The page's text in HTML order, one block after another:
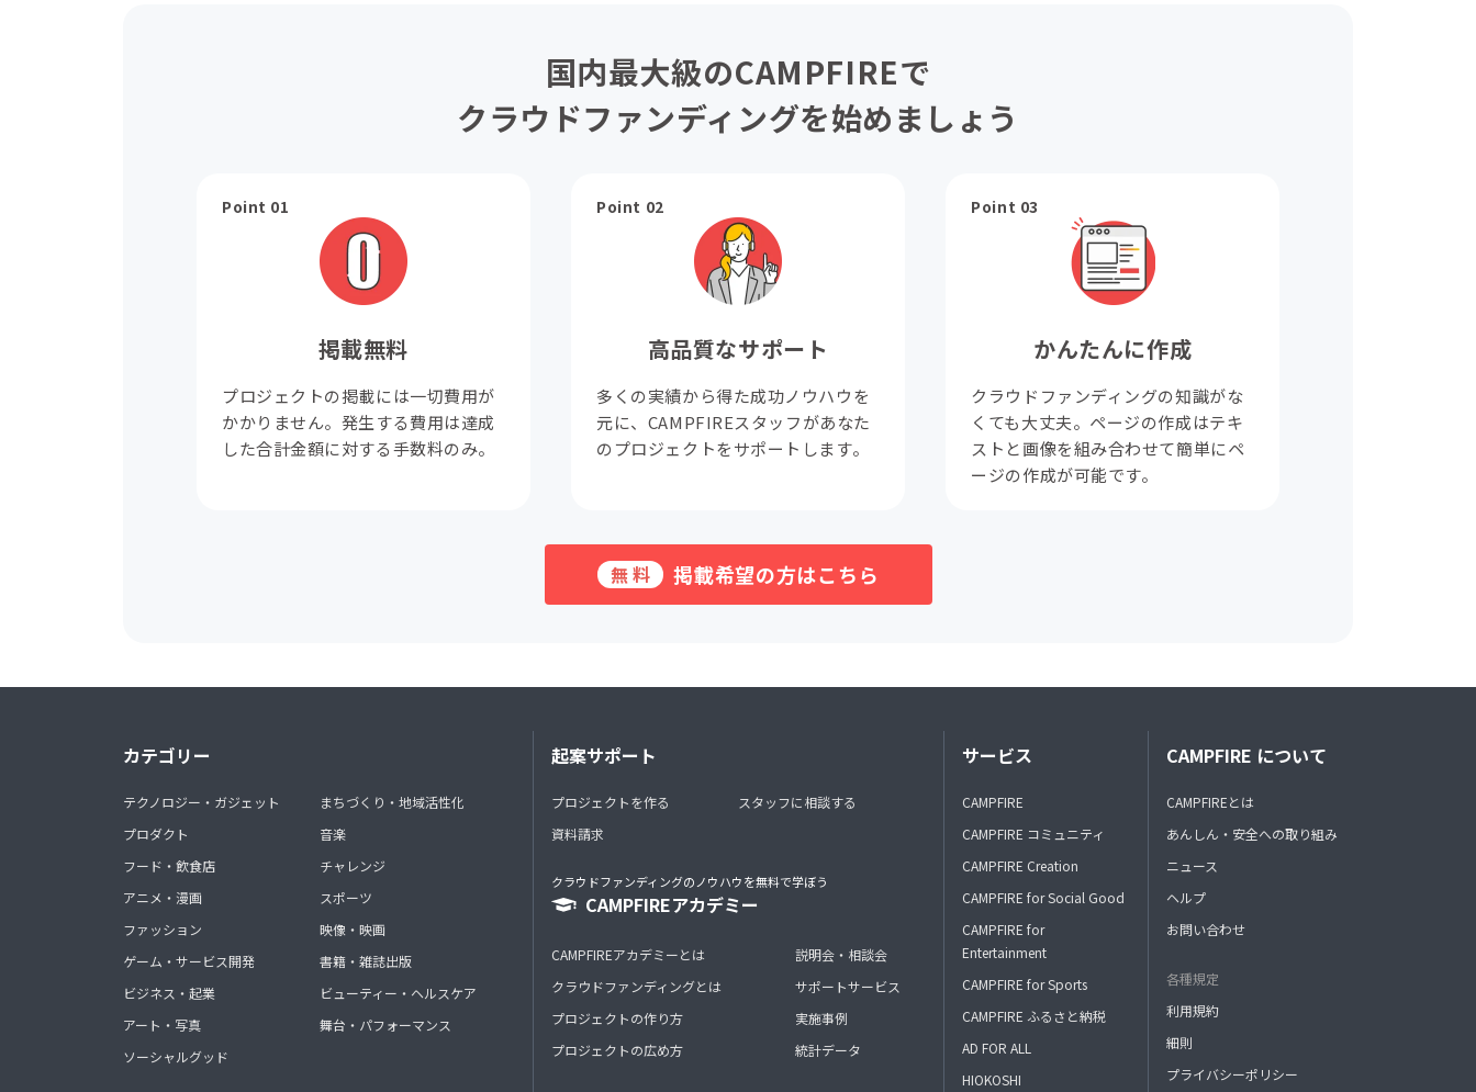
国内最大級のCAMPFIREで
クラウドファンディングを始めましょう
Point 01
掲載無料
プロジェクトの掲載には一切費用が
かかりません。発生する費用は達成
した合計金額に対する手数料のみ。
Point 02
高品質なサポート
多くの実績から得た成功ノウハウを
元に、CAMPFIREスタッフがあなた
のプロジェクトをサポートします。
Point 03
かんたんに作成
クラウドファンディングの知識がな
くても大丈夫。ページの作成はテキ
ストと画像を組み合わせて簡単にペ
ージの作成が可能です。
無料 掲載希望の方はこちら
カテゴリー
テクノロジー・ガジェット
プロダクト
フード・飲食店
アニメ・漫画
ファッション
ゲーム・サービス開発
ビジネス・起業
アート・写真
ソーシャルグッド
まちづくり・地域活性化
音楽
チャレンジ
スポーツ
映像・映画
書籍・雑誌出版
ビューティー・ヘルスケア
舞台・パフォーマンス
起案サポート
プロジェクトを作る
資料請求
スタッフに相談する
クラウドファンディングのノウハウを無料で学ぼう
CAMPFIREアカデミー
CAMPFIREアカデミーとは
クラウドファンディングとは
プロジェクトの作り方
プロジェクトの広め方
説明会・相談会
サポートサービス
実施事例
統計データ
サービス
CAMPFIRE
CAMPFIRE コミュニティ
CAMPFIRE Creation
CAMPFIRE for Social Good
CAMPFIRE for
Entertainment
CAMPFIRE for Sports
CAMPFIRE ふるさと納税
AD FOR ALL
HIOKOSHI
CAMPFIRE について
CAMPFIREとは
あんしん・安全への取り組み
ニュース
ヘルプ
お問い合わせ
各種規定
利用規約
細則
プライバシーポリシー